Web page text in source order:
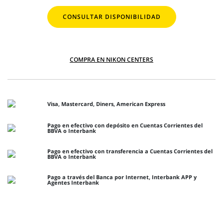
CONSULTAR DISPONIBILIDAD
COMPRA EN NIKON CENTERS
Visa, Mastercard, Diners, American Express
Pago en efectivo con depósito en Cuentas Corrientes del
BBVA o Interbank
Pago en efectivo con transferencia a Cuentas Corrientes del
BBVA o Interbank
Pago a través del Banca por Internet, Interbank APP y
Agentes Interbank